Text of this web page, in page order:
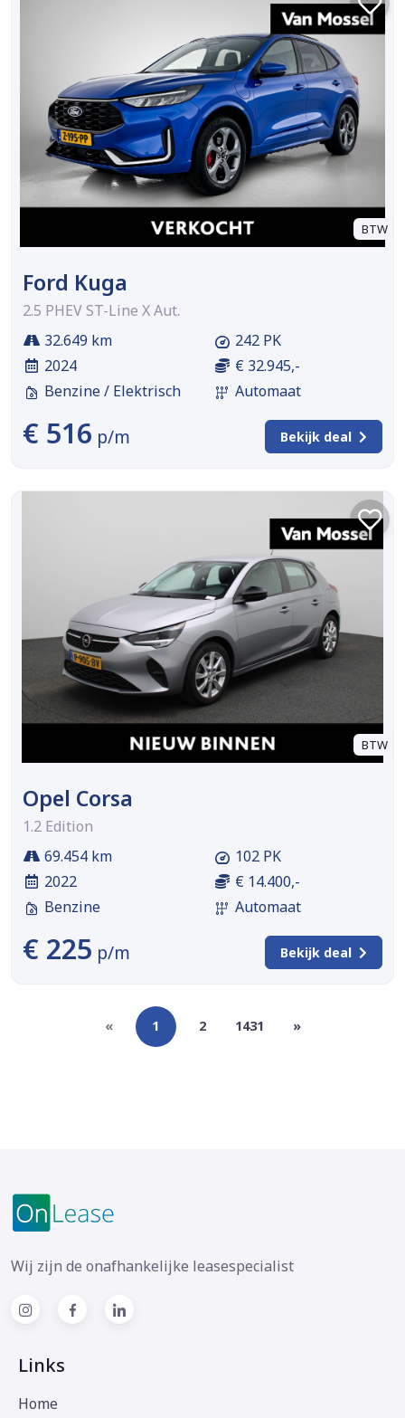
BTW
Ford Kuga
2.5 PHEV ST-Line X Aut.
32.649 km
2024
Benzine / Elektrisch
242 PK
€ 32.945,-
Automaat
€ 516 p/m Bekijk deal
BTW
Opel Corsa
1.2 Edition
69.454 km
2022
Benzine
102 PK
€ 14.400,-
Automaat
€ 225 p/m Bekijk deal
« 1 2 1431 »
Wij zijn de onafhankelijke leasespecialist
Links
Home